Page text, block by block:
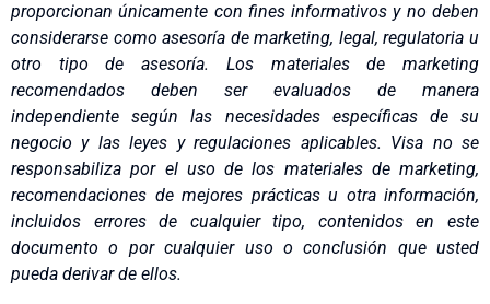
proporcionan únicamente con fines informativos y no deben
considerarse como asesoría de marketing, legal, regulatoria u
otro tipo de asesoría. Los materiales de marketing
recomendados deben ser evaluados de manera
independiente según las necesidades específicas de su
negocio y las leyes y regulaciones aplicables. Visa no se
responsabiliza por el uso de los materiales de marketing,
recomendaciones de mejores prácticas u otra información,
incluidos errores de cualquier tipo, contenidos en este
documento o por cualquier uso o conclusión que usted
pueda derivar de ellos.